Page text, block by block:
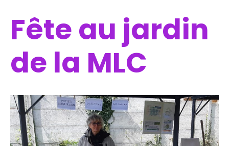
Fête au jardin
de la MLC